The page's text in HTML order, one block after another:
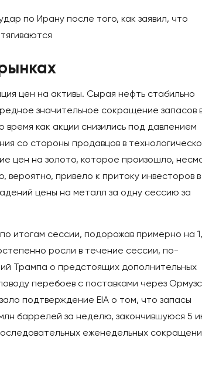
по Ирану после того, как заявил, что
цен на активы. Сырая нефть стабильно
значительное сокращение запасов
как акции снизились под давлением
со стороны продавцов в
цен на золото, которое произошло,
привело к притоку инвесторов в
цены на металл за одну сессию за
итогам сессии, подорожав примерно на
росли в течение сессии, по-
Трампа о предстоящих дополнительных
перебоев с поставками через
подтверждение EIA о том, что запасы
баррелей за неделю, закончившуюся 5
еженедельных